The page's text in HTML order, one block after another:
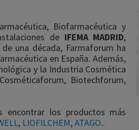
Biofarmacéutica y
de IFEMA MADRID,
una década, Farmaforum ha
en España. Además,
y la Industria Cosmética
Biotechforum,
encontrar los productos más
, LIOFILCHEM,ATAGO..